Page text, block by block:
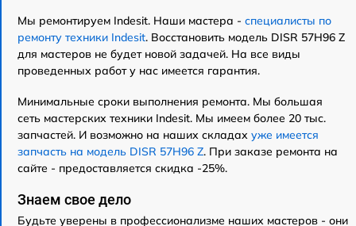
Мы ремонтируем Indesit. Наши мастера - специалисты по
ремонту техники Indesit. Восстановить модель DISR 57H96 Z
для мастеров не будет новой задачей. На все виды
проведенных работ у нас имеется гарантия.
Минимальные сроки выполнения ремонта. Мы большая
сеть мастерских техники Indesit. Мы имеем более 20 тыс.
запчастей. И возможно на наших складах уже имеется
запчасть на модель DISR 57H96 Z. При заказе ремонта на
сайте - предоставляется скидка -25%.
Знаем свое дело
Будьте уверены в профессионализме наших мастеров - они